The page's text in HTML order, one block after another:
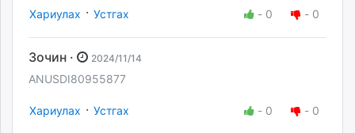
Хариулах · Устгах - 0 - 0
Зочин · 2024/11/14
ANUSDI80955877
Хариулах · Устгах - 0 - 0